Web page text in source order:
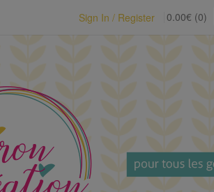
Sign In / Register 0.00€ (0)